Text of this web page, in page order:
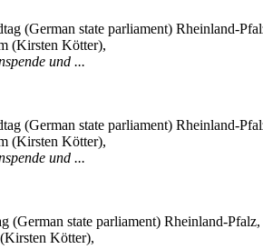
(Kirsten Kötter),
und ...
(Kirsten Kötter),
und ...
Kötter),